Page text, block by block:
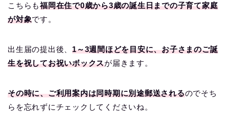
こちらも福岡在住で0歳から3歳の誕生日までの子育て家庭
が対象です。
出生届の提出後、1～3週間ほどを目安に、お子さまのご誕
生を祝してお祝いボックスが届きます。
その時に、ご利用案内は同時期に別途郵送されるのでそち
らを忘れずにチェックしてくださいね。